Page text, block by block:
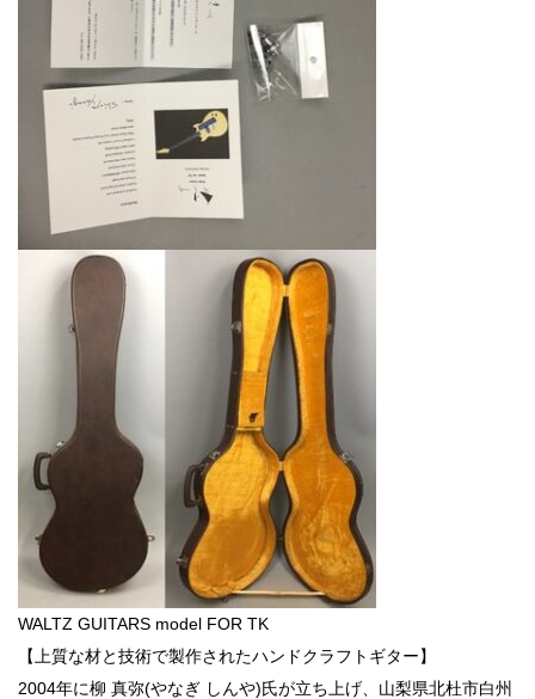
WALTZ GUITARS model FOR TK
【上質な材と技術で製作されたハンドクラフトギター】
2004年に柳 真弥(やなぎ しんや)氏が立ち上げ、山梨県北杜市白州